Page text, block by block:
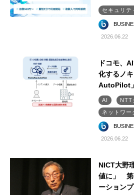
セキュリテ
2026.06.22
ドコモ、
化するノ
AutoPilot
AI
NTT
ネットワー
2026.06.22
NICT大野
値に」 第
ーション